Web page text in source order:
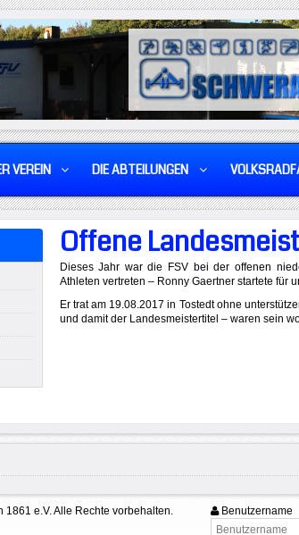
VEREIN DIE ABTEILUNGEN
Offene
Dieses Jahr war die FSV bei der offenen
Athleten vertreten – Ronny Gaertner startete für
Er trat am 19.08.2017 in Tostedt ohne
und damit der Landesmeistertitel – waren sein
e.V. Alle Rechte vorbehalten. Benutzername